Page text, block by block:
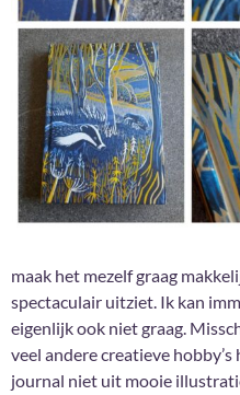
maak het mezelf graag
spectaculair uitziet. Ik kan
eigenlijk ook niet graag.
veel andere creatieve
journal niet uit mooie